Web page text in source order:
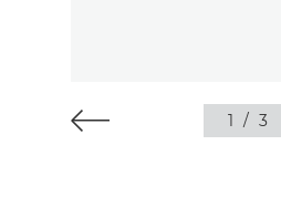
1 / 3